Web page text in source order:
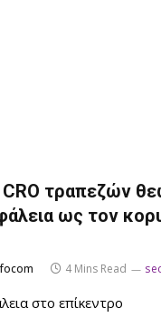
τραπεζών
ως τον
4 Mins Read
στο επίκεντρο